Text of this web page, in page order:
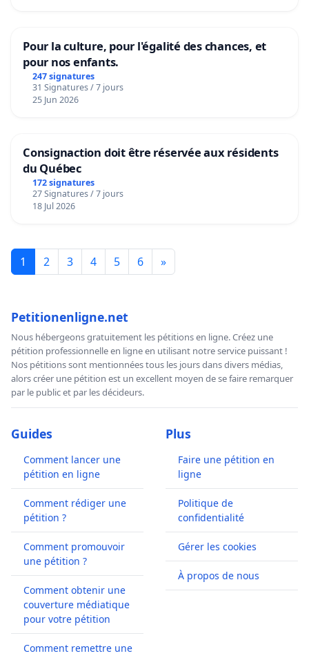
Pour la culture, pour l'égalité des chances, et
pour nos enfants.
247 signatures
31 Signatures / 7 jours
25 Jun 2026
Consignaction doit être réservée aux résidents
du Québec
172 signatures
27 Signatures / 7 jours
18 Jul 2026
1 2 3 4 5 6 »
Petitionenligne.net
Nous hébergeons gratuitement les pétitions en ligne. Créez une
pétition professionnelle en ligne en utilisant notre service puissant !
Nos pétitions sont mentionnées tous les jours dans divers médias,
alors créer une pétition est un excellent moyen de se faire remarquer
par le public et par les décideurs.
Guides
Comment lancer une
pétition en ligne
Comment rédiger une
pétition ?
Comment promouvoir
une pétition ?
Comment obtenir une
couverture médiatique
pour votre pétition
Comment remettre une
Plus
Faire une pétition en
ligne
Politique de
confidentialité
Gérer les cookies
À propos de nous